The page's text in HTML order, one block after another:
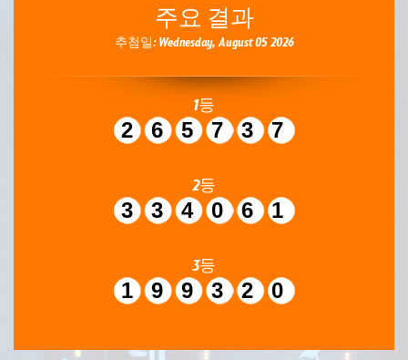
주요 결과
추첨일: Wednesday, August 05 2026
1등
265737
2등
334061
3등
199320